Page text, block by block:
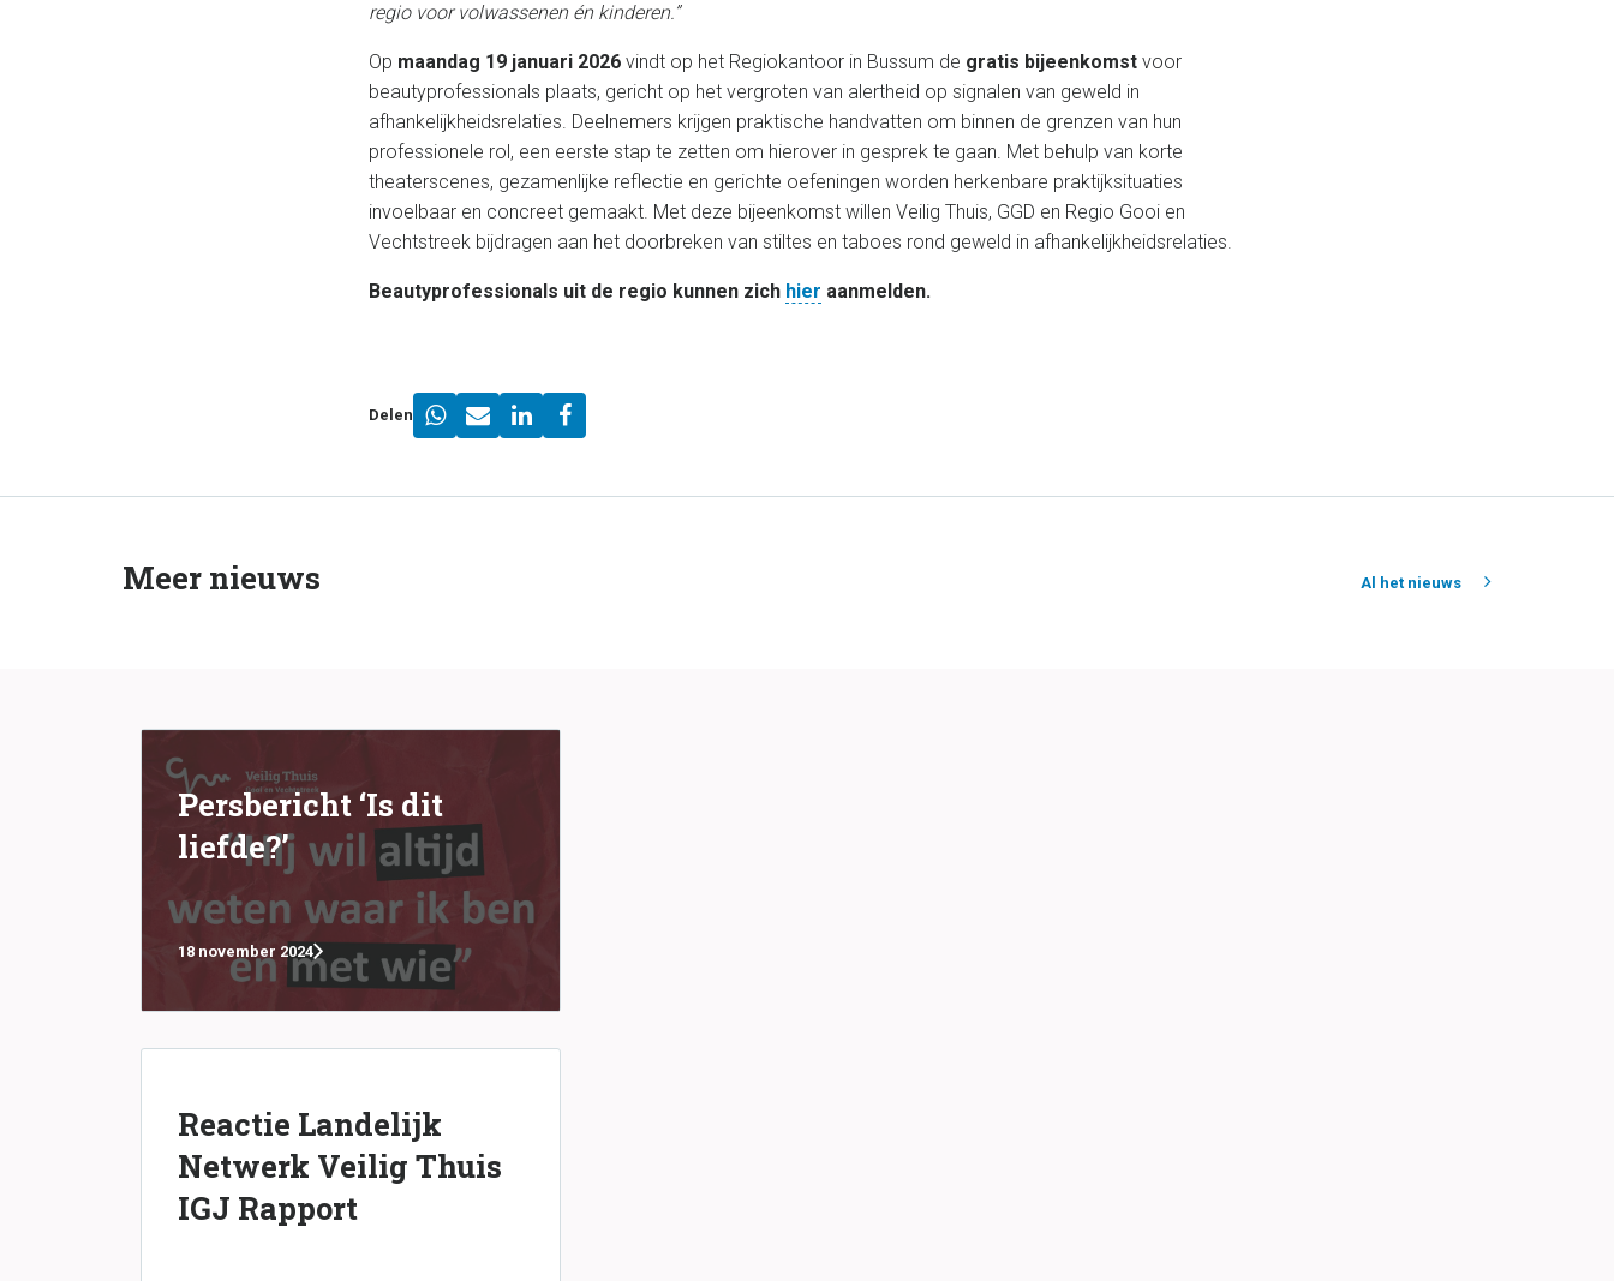
regio voor volwassenen én kinderen.”
Op maandag 19 januari 2026 vindt op het Regiokantoor in Bussum de gratis bijeenkomst voor
beautyprofessionals plaats, gericht op het vergroten van alertheid op signalen van geweld in
afhankelijkheidsrelaties. Deelnemers krijgen praktische handvatten om binnen de grenzen van hun
professionele rol, een eerste stap te zetten om hierover in gesprek te gaan. Met behulp van korte
theaterscenes, gezamenlijke reflectie en gerichte oefeningen worden herkenbare praktijksituaties
invoelbaar en concreet gemaakt. Met deze bijeenkomst willen Veilig Thuis, GGD en Regio Gooi en
Vechtstreek bijdragen aan het doorbreken van stiltes en taboes rond geweld in afhankelijkheidsrelaties.
Beautyprofessionals uit de regio kunnen zich hier aanmelden.
Delen
Meer nieuws Al het nieuws
Persbericht ‘Is dit
liefde?’
18 november 2024
Reactie Landelijk
Netwerk Veilig Thuis
IGJ Rapport